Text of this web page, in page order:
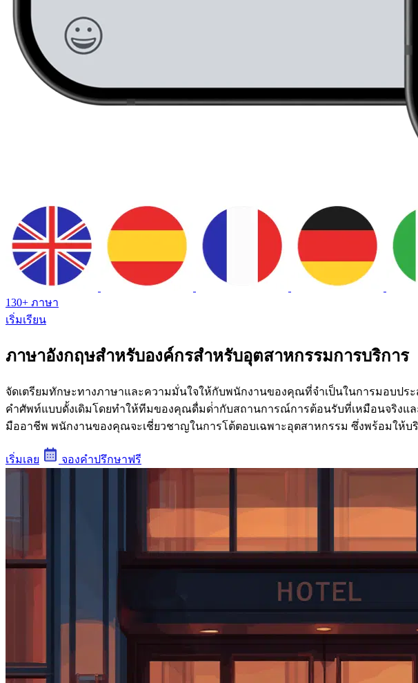
130+ ภาษา
เริ่มเรียน
ภาษาอังกฤษสําหรับองค์กรสําหรับอุตสาหกรรมการบริการ
จัดเตรียมทักษะทางภาษาและความมั่นใจให้กับพนักงานของคุณที่จําเป็นในการมอบปร
คําศัพท์แบบดั้งเดิมโดยทําให้ทีมของคุณดื่มด่ํากับสถานการณ์การต้อนรับที่เหมือนจริงแล
มืออาชีพ พนักงานของคุณจะเชี่ยวชาญในการโต้ตอบเฉพาะอุตสาหกรรม ซึ่งพร้อมให้บ
เริ่มเลย จองคําปรึกษาฟรี